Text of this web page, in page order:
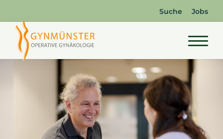
Suche Jobs
Unsere Praxis
Behandlungsangebot